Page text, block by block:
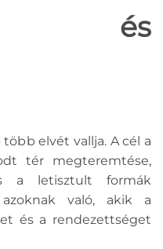
és
elvét vallja. A cél a
tér megteremtése,
a letisztult formák
való, akik a
és a rendezettséget